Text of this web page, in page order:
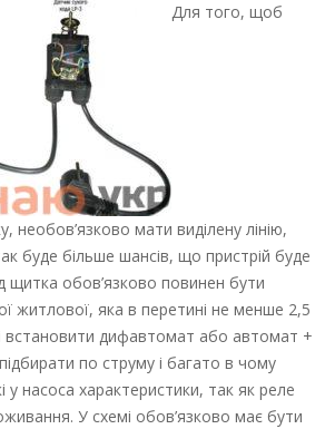
Для того, щоб
необов’язково мати виділену лінію,
буде більше шансів, що пристрій буде
щитка обов’язково повинен бути
житлової, яка в перетині не менше 2,5
встановити дифавтомат або автомат +
по струму і багато в чому
у насоса характеристики, так як реле
У схемі обов’язково має бути